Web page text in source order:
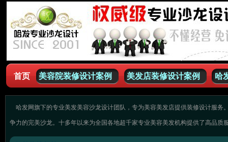
首页 美容院装修设计案例 美发店装修设计案例 哈
哈发网旗下的专业美发美容沙龙设计团队，专为美容美发店提供装修设计服务
争力的完美沙龙。十多年以来为全国各地超千家专业美容美发机构提供了高品质